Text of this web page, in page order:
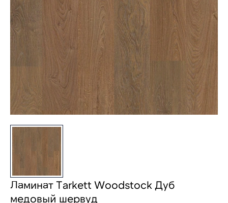
Ламинат Tarkett Woodstock Дуб
медовый шервуд